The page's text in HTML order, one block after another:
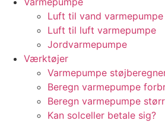
Luft til vand varmepumpe
Luft til luft varmepumpe
Jordvarmepumpe
Værktøjer
Varmepumpe
Beregn varmepumpe
Beregn varmepumpe
Kan solceller betale sig?